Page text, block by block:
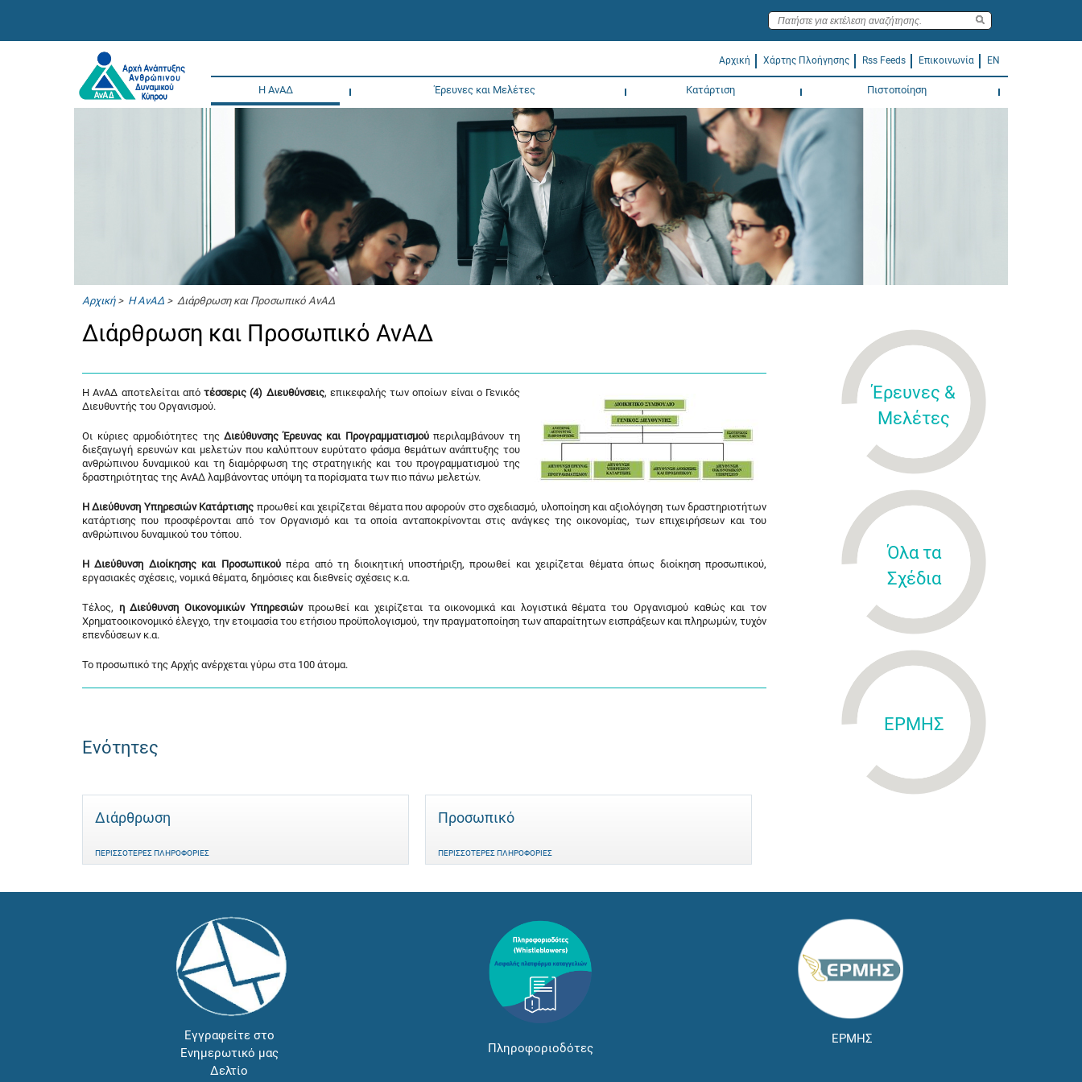
Αρχική Χάρτης Πλοήγησης Rss Feeds Επικοινωνία EN
Η ΑνΑΔ Έρευνες και Μελέτες Κατάρτιση Πιστοποίηση
Αρχική> Η ΑνΑΔ > Διάρθρωση και Προσωπικό ΑνΑΔ
Διάρθρωση και Προσωπικό ΑνΑΔ
Η ΑνΑΔ αποτελείται από τέσσερις (4) Διευθύνσεις, επικεφαλής των οποίων είναι ο Γενικός
Διευθυντής του Οργανισμού.
Οι κύριες αρμοδιότητες τηςΔιεύθυνσης Έρευνας και Προγραμματισμούπεριλαμβάνουν τη
διεξαγωγή ερευνών και μελετών που καλύπτουν ευρύτατο φάσμα θεμάτων ανάπτυξης του
ανθρώπινου δυναμικού και τη διαμόρφωση της στρατηγικής και του προγραμματισμού της
δραστηριότητας της ΑνΑΔ λαμβάνοντας υπόψη τα πορίσματα των πιο πάνω μελετών.
Η Διεύθυνση Υπηρεσιών Κατάρτισης προωθεί και χειρίζεται θέματα που αφορούν στο σχεδιασμό, υλοποίηση και αξιολόγηση των δραστηριοτήτων
κατάρτισης που προσφέρονται από τον Οργανισμό και τα οποία ανταποκρίνονται στις ανάγκες της οικονομίας, των επιχειρήσεων και του
ανθρώπινου δυναμικού του τόπου.
Η Διεύθυνση Διοίκησης και Προσωπικούπέρα από τη διοικητική υποστήριξη, προωθεί και χειρίζεται θέματα όπως διοίκηση προσωπικού,
εργασιακές σχέσεις, νομικά θέματα, δημόσιες και διεθνείς σχέσεις κ.α.
Τέλος, η Διεύθυνση Οικονομικών Υπηρεσιώνπροωθεί και χειρίζεται τα οικονομικά και λογιστικά θέματα του Οργανισμού καθώς και τον
Χρηματοοικονομικό έλεγχο, την ετοιμασία του ετήσιου προϋπολογισμού, την πραγματοποίηση των απαραίτητων εισπράξεων και πληρωμών, τυχόν
επενδύσεων κ.α.
Το προσωπικό της Αρχής ανέρχεται γύρω στα 100 άτομα.
Ενότητες
Διάρθρωση
ΠΕΡΙΣΣΌΤΕΡΕΣ ΠΛΗΡΟΦΟΡΊΕΣ
Προσωπικό
ΠΕΡΙΣΣΌΤΕΡΕΣ ΠΛΗΡΟΦΟΡΊΕΣ
Έρευνες &
Μελέτες
Όλα τα
Σχέδια
ΕΡΜΗΣ
Εγγραφείτε στο
Ενημερωτικό μας
Δελτίο
Πληροφοριοδότες
ΕΡΜΗΣ